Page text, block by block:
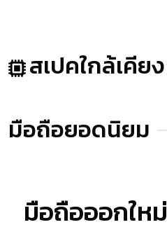
สเปคใกล้เคียง
มือถือยอดนิยม
มือถือออกใหม่